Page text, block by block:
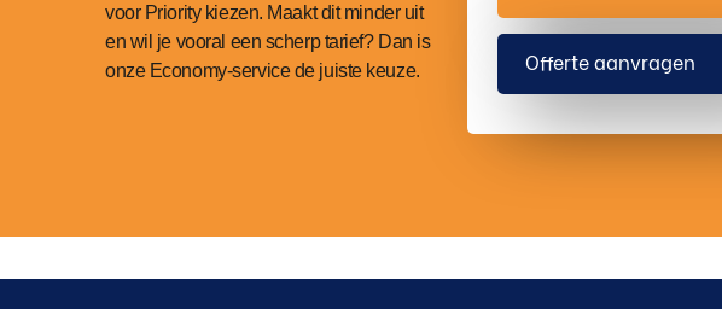
voor Priority kiezen. Maakt dit minder uit
en wil je vooral een scherp tarief? Dan is
onze Economy-service de juiste keuze.
Offerte aanvragen